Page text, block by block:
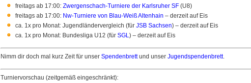
freitags ab 17:00: Zwergenschach-Turniere der Karlsruher SF (U8)
freitags ab 17:00: Nw-Turniere von Blau-Weiß Altenhain – derzeit auf Eis
ca. 1x pro Monat: Jugendländervergleich (für JSB Sachsen) – derzeit auf Eis
ca. 1x pro Monat: Bundesliga U12 (für SGL) – derzeit auf Eis
Nimm dir doch mal kurz Zeit für unser Spendenbrettund unser Jugendspendenbrett.
Turniervorschau (zeitgemäß eingeschränkt):